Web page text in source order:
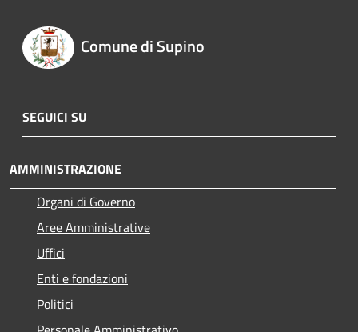
Comune di Supino
SEGUICI SU
AMMINISTRAZIONE
Organi di Governo
Aree Amministrative
Uffici
Enti e fondazioni
Politici